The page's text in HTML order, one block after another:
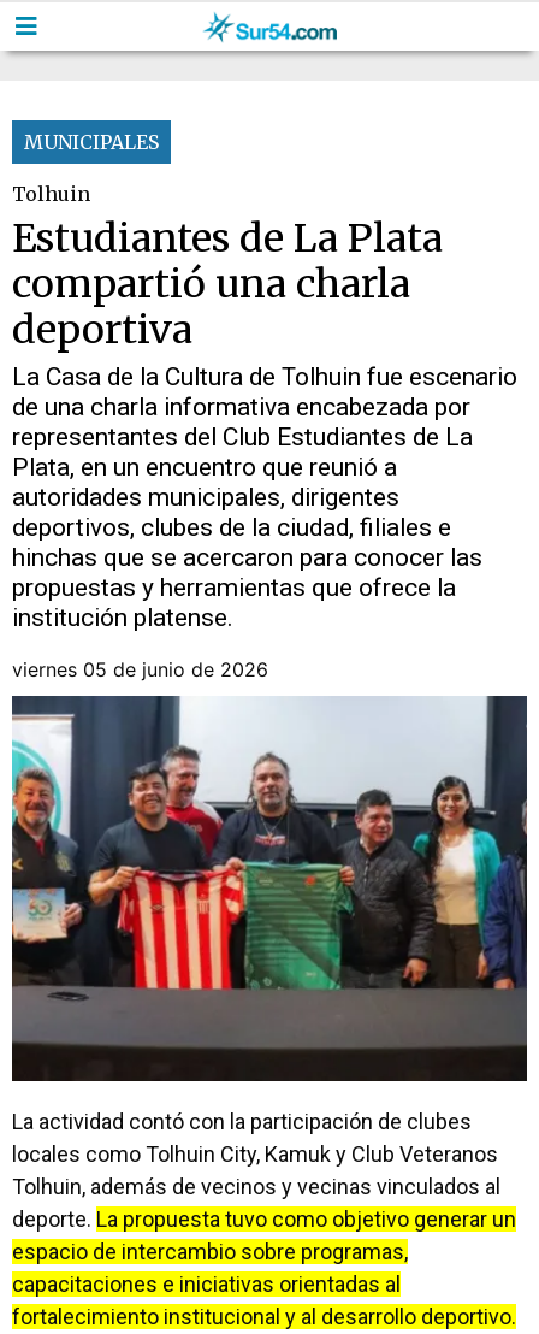
MUNICIPALES
Tolhuin
Estudiantes de La Plata
compartió una charla
deportiva
La Casa de la Cultura de Tolhuin fue escenario
de una charla informativa encabezada por
representantes del Club Estudiantes de La
Plata, en un encuentro que reunió a
autoridades municipales, dirigentes
deportivos, clubes de la ciudad, filiales e
hinchas que se acercaron para conocer las
propuestas y herramientas que ofrece la
institución platense.
viernes 05 de junio de 2026
La actividad contó con la participación de clubes
locales como Tolhuin City, Kamuk y Club Veteranos
Tolhuin, además de vecinos y vecinas vinculados al
deporte. La propuesta tuvo como objetivo generar un
espacio de intercambio sobre programas,
capacitaciones e iniciativas orientadas al
fortalecimiento institucional y al desarrollo deportivo.